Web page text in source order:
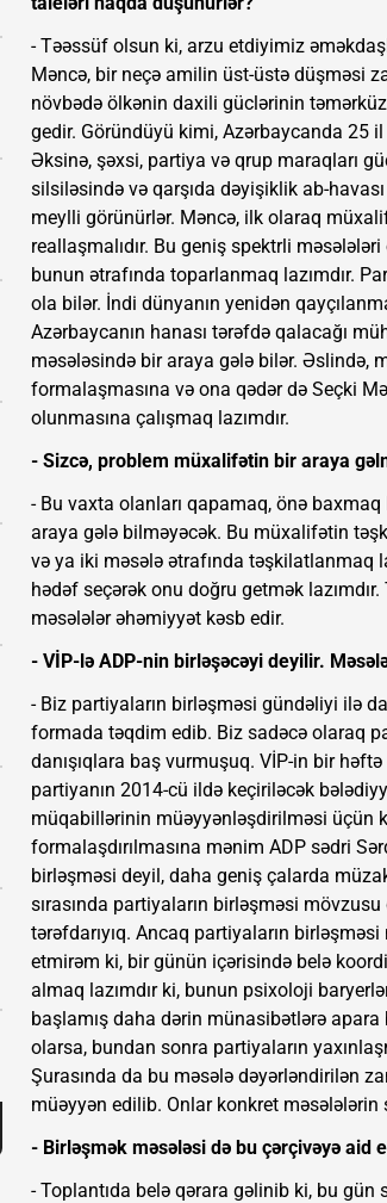
- Təəssüf olsun ki, arzu etdiyimiz
Məncə, bir neçə amilin üst-üstə düşməsi
növbədə ölkənin daxili güclərinin
gedir. Göründüyü kimi, Azərbaycanda 25
Əksinə, şəxsi, partiya və qrup maraqları
silsiləsində və qarşıda dəyişiklik ab-
meylli görünürlər. Məncə, ilk olaraq
reallaşmalıdır. Bu geniş spektrli
bunun ətrafında toparlanmaq lazımdır.
ola bilər. İndi dünyanın yenidən
Azərbaycanın hanası tərəfdə qalacağı
məsələsində bir araya gələ bilər. Əslində,
formalaşmasına və ona qədər də Seçki
olunmasına çalışmaq lazımdır.
- Sizcə, problem müxalifətin bir araya
- Bu vaxta olanları qapamaq, önə
araya gələ bilməyəcək. Bu müxalifətin
və ya iki məsələ ətrafında təşkilatlanmaq
hədəf seçərək onu doğru getmək
məsələlər əhəmiyyət kəsb edir.
- VİP-lə ADP-nin birləşəcəyi deyilir.
- Biz partiyaların birləşməsi gündəliyi ilə
formada təqdim edib. Biz sadəcə olaraq
danışıqlara baş vurmuşuq. VİP-in bir
partiyanın 2014-cü ildə keçiriləcək
müqabillərinin müəyyənləşdirilməsi üçün
formalaşdırılmasına mənim ADP sədri
birləşməsi deyil, daha geniş çalarda
sırasında partiyaların birləşməsi
tərəfdarıyıq. Ancaq partiyaların
etmirəm ki, bir günün içərisində belə
almaq lazımdır ki, bunun psixoloji
başlamış daha dərin münasibətlərə
olarsa, bundan sonra partiyaların
Şurasında da bu məsələ dəyərləndirilən
müəyyən edilib. Onlar konkret
- Birləşmək məsələsi də bu çərçivəyə aid
- Toplantıda belə qərara gəlinib ki, bu